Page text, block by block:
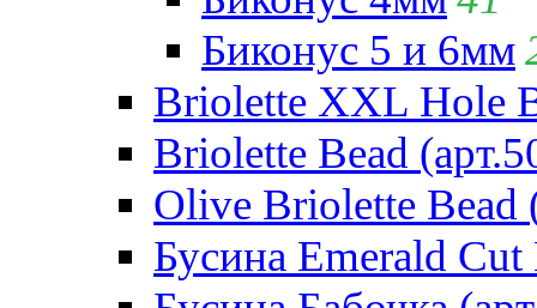
Биконус 5 и 6мм
Briolette XXL Hole
Briolette Bead
Olive Briolette Bead
Бусина Emerald Cut